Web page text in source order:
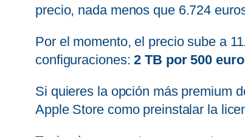
precio, nada menos que 6.724
Por el momento, el precio sube a
configuraciones: 2 TB por 500
Si quieres la opción más premium
Apple Store como preinstalar la